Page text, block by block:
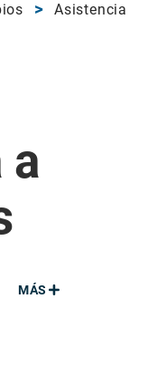
Asistencia
a
MÁS